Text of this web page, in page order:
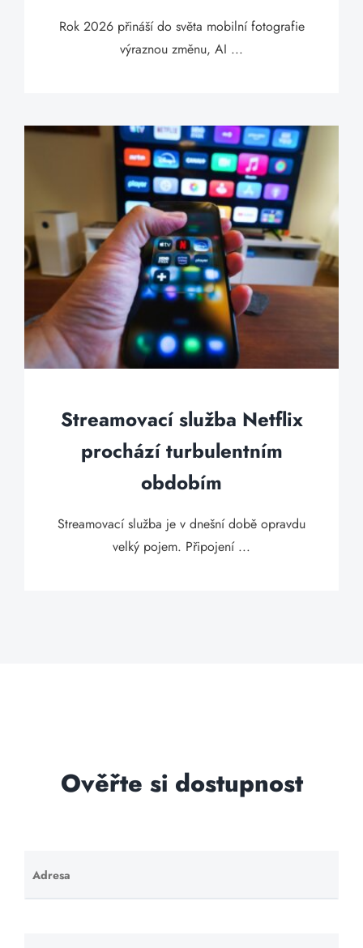
Rok 2026 přináší do světa mobilní fotografie
výraznou změnu, AI ...
Streamovací služba Netflix
prochází turbulentním
obdobím
Streamovací služba je v dnešní době opravdu
velký pojem. Připojení ...
Ověřte si dostupnost
Adresa
Ponechte
toto pole